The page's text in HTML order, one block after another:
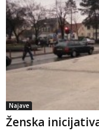
Najave
Ženska